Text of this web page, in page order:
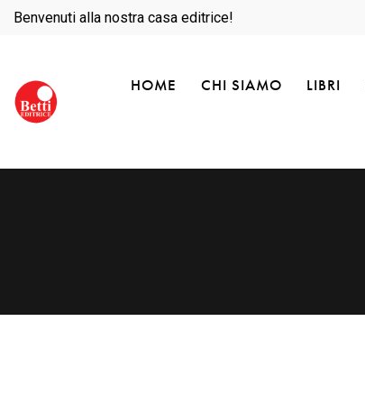
Benvenuti alla nostra casa editrice!
HOME CHI SIAMO LIBRI